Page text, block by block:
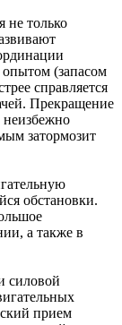
не только
(запасом
справляется
Прекращение
затормозит
обстановки.
а также в
силовой
прием